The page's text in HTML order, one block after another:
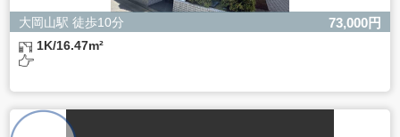
お問合せメールアドレス privacy@balleggs.co.jp
受付時間：平日10：30～17：00 ※弊社公休日を除く
よるものです。
ただし、必要な項目をいただけない場合、適切な対応がで
大岡山駅 徒歩10分 73,000円
1K/16.47m²